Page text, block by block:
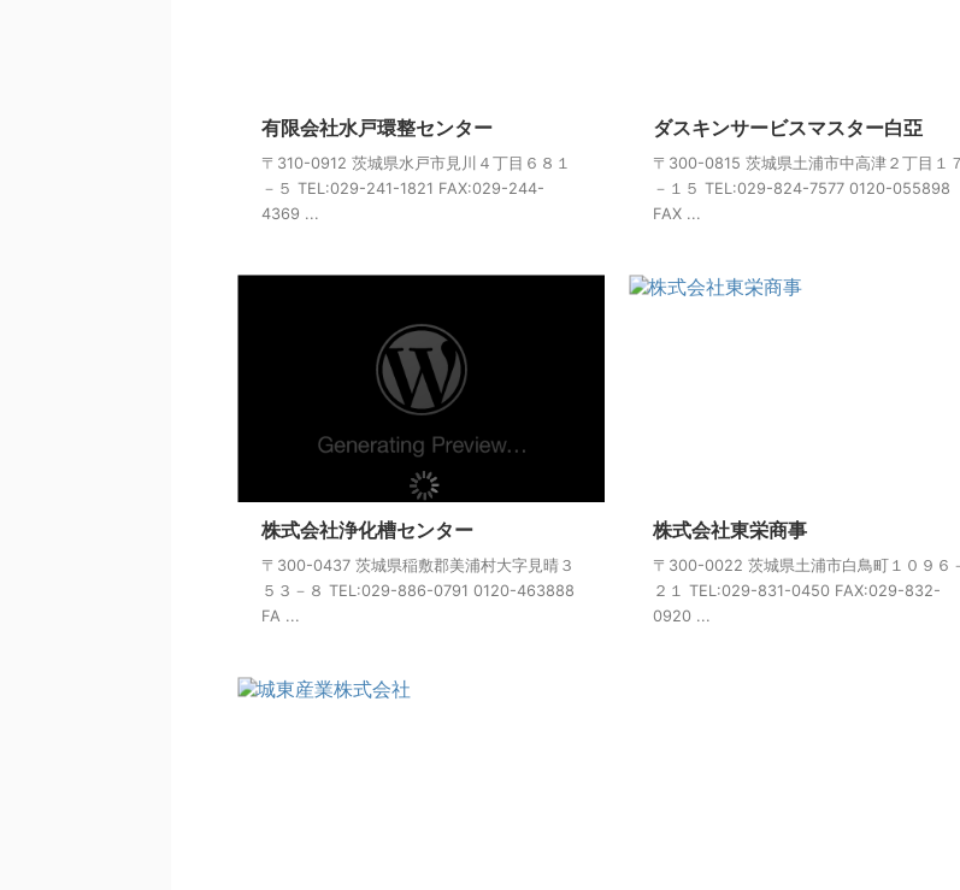
有限会社水戸環整センター
〒310-0912 茨城県水戸市見川４丁目６８１
－５ TEL:029-241-1821 FAX:029-244-
4369 ...
ダスキンサービスマスター白亞
〒300-0815 茨城県土浦市中高津２丁目１７
－１５ TEL:029-824-7577 0120-055898
FAX ...
株式会社浄化槽センター
〒300-0437 茨城県稲敷郡美浦村大字見晴３
５３－８ TEL:029-886-0791 0120-463888
FA ...
株式会社東栄商事
〒300-0022 茨城県土浦市白鳥町１０９６
２１ TEL:029-831-0450 FAX:029-832-
0920 ...